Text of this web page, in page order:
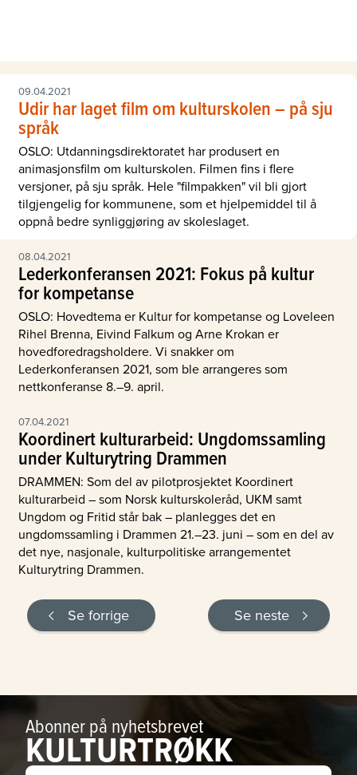
09.04.2021
Udir har laget film om kulturskolen – på sju
språk
OSLO: Utdanningsdirektoratet har produsert en
animasjonsfilm om kulturskolen. Filmen fins i flere
versjoner, på sju språk. Hele "filmpakken" vil bli gjort
tilgjengelig for kommunene, som et hjelpemiddel til å
oppnå bedre synliggjøring av skoleslaget.
08.04.2021
Lederkonferansen 2021: Fokus på kultur
for kompetanse
OSLO: Hovedtema er Kultur for kompetanse og Loveleen
Rihel Brenna, Eivind Falkum og Arne Krokan er
hovedforedragsholdere. Vi snakker om
Lederkonferansen 2021, som ble arrangeres som
nettkonferanse 8.–9. april.
07.04.2021
Koordinert kulturarbeid: Ungdomssamling
under Kulturytring Drammen
DRAMMEN: Som del av pilotprosjektet Koordinert
kulturarbeid – som Norsk kulturskoleråd, UKM samt
Ungdom og Fritid står bak – planlegges det en
ungdomssamling i Drammen 21.–23. juni – som en del av
det nye, nasjonale, kulturpolitiske arrangementet
Kulturytring Drammen.
Se forrige Se neste
Abonner på nyhetsbrevet
KULTURTRØKK